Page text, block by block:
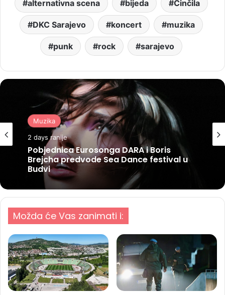
alternativna scena bijeda Činčila
DKC Sarajevo koncert muzika
punk rock sarajevo
Muzika
2 days ranije
Pobjednica Eurosonga DARA i Boris
Brejcha predvode Sea Dance festival u
Budvi
Možda će Vas zanimati i: